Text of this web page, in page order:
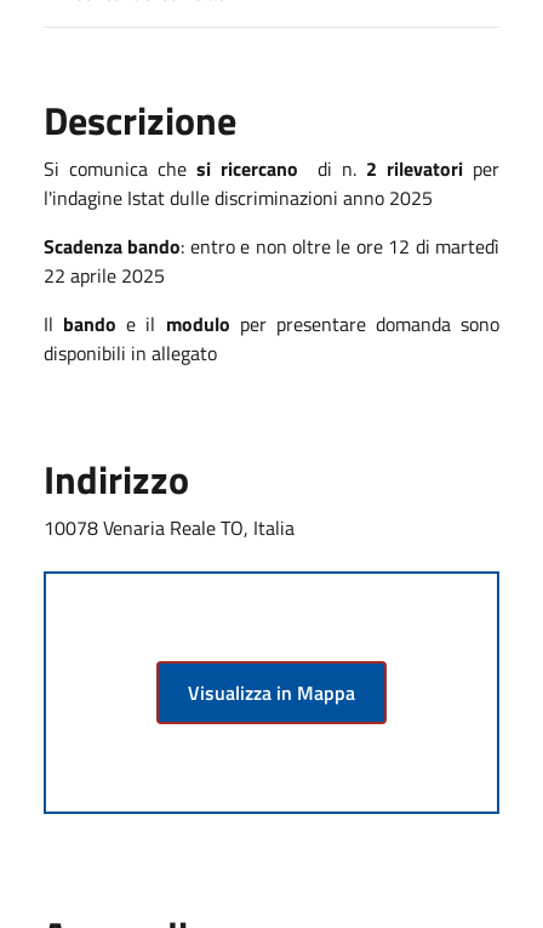
Descrizione
Si comunica che si ricercano di n. 2 rilevatori per
l'indagine Istat dulle discriminazioni anno 2025
Scadenza bando: entro e non oltre le ore 12 di martedì
22 aprile 2025
Il bando e il modulo per presentare domanda sono
disponibili in allegato
Indirizzo
10078 Venaria Reale TO, Italia
Visualizza in Mappa